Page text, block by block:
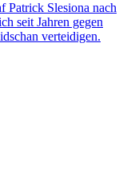
Patrick Slesiona nach
seit Jahren gegen
verteidigen.